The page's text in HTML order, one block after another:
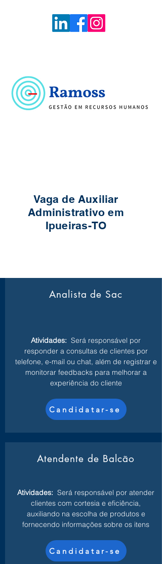
Vaga de Auxiliar
Administrativo em
Ipueiras-TO
Analista de Sac
Atividades: Será responsável por
responder a consultas de clientes por
telefone, e-mail ou chat, além de registrar e
monitorar feedbacks para melhorar a
experiência do cliente
Candidatar-se
Atendente de Balcão
Atividades: Será responsável por atender
clientes com cortesia e eficiência,
auxiliando na escolha de produtos e
fornecendo informações sobre os itens
Candidatar-se